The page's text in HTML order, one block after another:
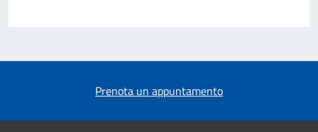
Prenota un appuntamento